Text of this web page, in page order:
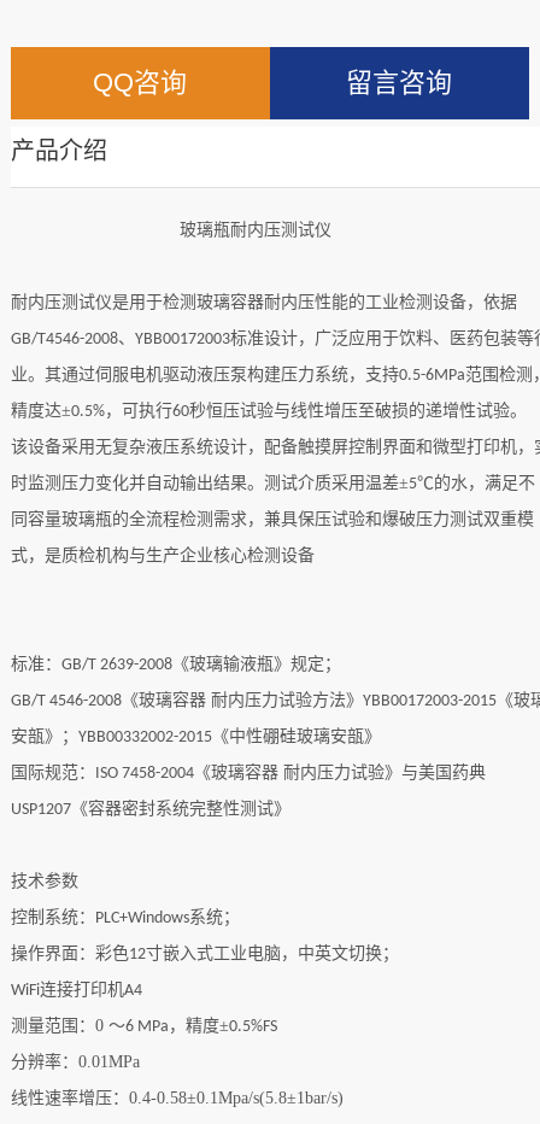
QQ咨询 留言咨询
产品介绍
玻璃瓶耐内压测试仪
耐内压测试仪是用于检测玻璃容器耐内压性能的工业检测设备，依据
GB/T4546-2008、 YBB00172003标准设计，广泛应用于饮料、医药包装等
业。其通过伺服电机驱动液压泵构建压力系统，支持0.5-6MPa范围检测
精度达±0.5%，可执行60秒恒压试验与线性增压至破损的递增性试验。
该设备采用无复杂液压系统设计，配备触摸屏控制界面和微型打印机，
时监测压力变化并自动输出结果。测试介质采用温差±5℃的水，满足不
同容量玻璃瓶的全流程检测需求，兼具保压试验和爆破压力测试双重模
式，是质检机构与生产企业核心检测设备
标准： GB/T 2639-2008《玻璃输液瓶》规定；
GB/T 4546-2008《玻璃容器 耐内压力试验方法》 YBB00172003-2015《玻
安瓿》； YBB00332002-2015《中性硼硅玻璃安瓿》
国际规范： ISO 7458-2004《玻璃容器 耐内压力试验》与美国药典
USP1207《容器密封系统完整性测试》
技术参数
控制系统： PLC+Windows系统；
操作界面：彩色12寸嵌入式工业电脑，中英文切换；
WiFi连接打印机A4
测量范围： 0 ～6 MPa ，精度±0.5%FS
分辨率： 0.01MPa
线性速率增压： 0.4-0.58±0.1Mpa/s(5.8±1bar/s)